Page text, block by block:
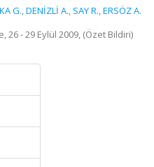
G.,DENİZLİ A., SAY R.,ERSÖZ A.
- 29 Eylül 2009, (Özet Bildiri)